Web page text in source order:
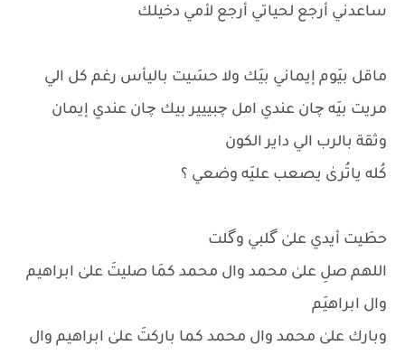
ساعدني أرجع لحياتي أرجع لأمي دخيلك
ماقل بيَوم إيماني بيَك ولا حسَيت باليأس رغم كل الي
مريت بيَه چان عندي امل چبييير بيك چان عندي إيمان
وثقة بالرب الي داير الكون
كُله ياتُرىٰ يصعب عليَه وضعي ؟
حطَيت أيدي علىٰ گلبي وگلت
اللهم صلِ علىٰ محمد وال محمد كمَا صليتَ علىٰ ابراهيم
وال ابراهيَم
وبارك علىٰ محمد وال محمد كما باركتَ علىٰ ابراهيم وال